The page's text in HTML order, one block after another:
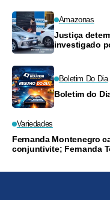
Amazonas
Justiça
investigado
Boletim Do Dia
Boletim do
Variedades
Fernanda Montenegro
conjuntivite; Fernanda